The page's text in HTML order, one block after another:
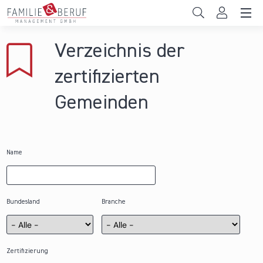
Direkt zum Inhalt
Gemeinden
Hochschulen
Verzeichnis der
zertifizierten
Gemeinden
Name
Bundesland Branche
Zertifizierung